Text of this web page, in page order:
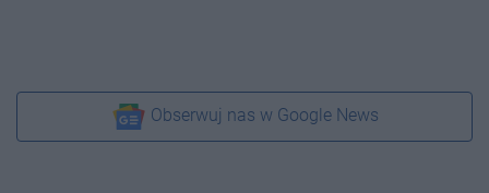
Obserwuj nas w Google News